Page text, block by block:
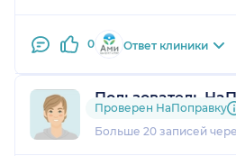
0 Ответ клиники
Пользователь
2 отзыва
Больше 20 записей
Проверен НаПоправку